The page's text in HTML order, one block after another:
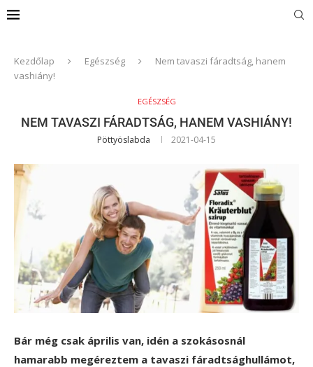
Kezdőlap Egészség
Nem tavaszi fáradtság, hanem
vashiány!
EGÉSZSÉG
NEM TAVASZI FÁRADTSÁG, HANEM VASHIÁNY!
Pöttyöslabda 2021-04-15
Bár még csak április van, idén a szokásosnál
hamarabb megéreztem a tavaszi fáradtsághullámot,